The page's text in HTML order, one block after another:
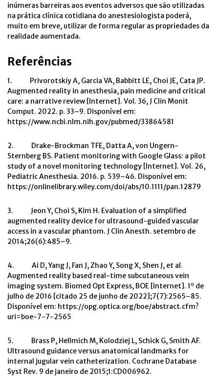
inúmeras barreiras aos eventos adversos que são utilizadas
na prática clínica cotidiana do anestesiologista poderá,
muito em breve, utilizar de forma regular as propriedades da
realidade aumentada.
Referências
1. Privorotskiy A, Garcia VA, Babbitt LE, Choi JE, Cata JP.
Augmented reality in anesthesia, pain medicine and critical
care: a narrative review [Internet]. Vol. 36, J Clin Monit
Comput. 2022. p. 33–9. Disponível em:
https://www.ncbi.nlm.nih.gov/pubmed/33864581
2. Drake-Brockman TFE, Datta A, von Ungern-
Sternberg BS. Patient monitoring with Google Glass: a pilot
study of a novel monitoring technology [Internet]. Vol. 26,
Pediatric Anesthesia. 2016. p. 539–46. Disponível em:
https://onlinelibrary.wiley.com/doi/abs/10.1111/pan.12879
3. Jeon Y, Choi S, Kim H. Evaluation of a simplified
augmented reality device for ultrasound-guided vascular
access in a vascular phantom. J Clin Anesth. setembro de
2014;26(6):485–9.
4. Ai D, Yang J, Fan J, Zhao Y, Song X, Shen J, et al.
Augmented reality based real-time subcutaneous vein
imaging system. Biomed Opt Express, BOE [Internet]. 1o de
julho de 2016 [citado 25 de junho de 2022];7(7):2565–85.
Disponível em: https://opg.optica.org/boe/abstract.cfm?
uri=boe-7-7-2565
5. Brass P, Hellmich M, Kolodziej L, Schick G, Smith AF.
Ultrasound guidance versus anatomical landmarks for
internal jugular vein catheterization. Cochrane Database
Syst Rev. 9 de janeiro de 2015;1:CD006962.